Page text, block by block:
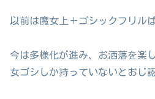
以前は魔女上＋ゴシックフリル
今は多様化が進み、お洒落を楽
女ゴシしか持っていないとおじ